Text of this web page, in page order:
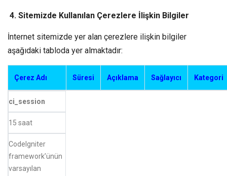
4. Sitemizde Kullanılan Çerezlere İlişkin Bilgiler
İnternet sitemizde yer alan çerezlere ilişkin bilgiler
aşağıdaki tabloda yer almaktadır:
Çerez Adı Süresi Açıklama Sağlayıcı Kategori
ci_session
15 saat
CodeIgniter
framework’ünün
varsayılan